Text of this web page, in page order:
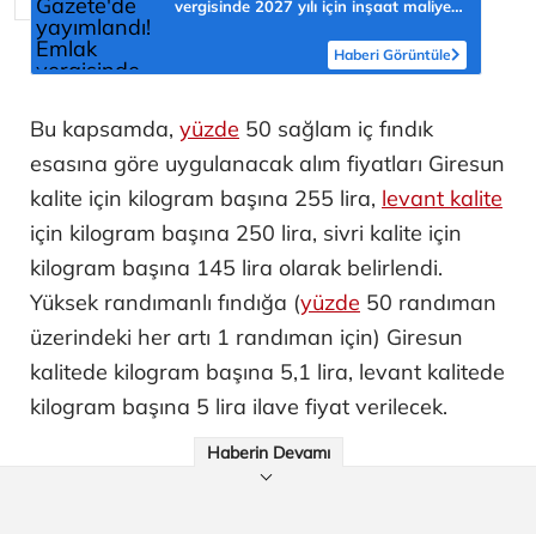
vergisinde 2027 yılı için inşaat maliyet
Haberi Görüntüle
Bu kapsamda, yüzde 50 sağlam iç fındık
esasına göre uygulanacak alım fiyatları Giresun
kalite için kilogram başına 255 lira, levant kalite
için kilogram başına 250 lira, sivri kalite için
kilogram başına 145 lira olarak belirlendi.
Yüksek randımanlı fındığa (yüzde 50 randıman
üzerindeki her artı 1 randıman için) Giresun
kalitede kilogram başına 5,1 lira, levant kalitede
kilogram başına 5 lira ilave fiyat verilecek.
Haberin Devamı